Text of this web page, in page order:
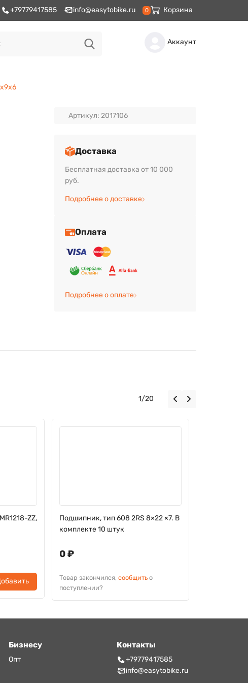
+79779417585 info@easytobike.ru 0 Корзина
Аккаунт
Артикул: 2017106
Доставка
Бесплатная доставка от 10 000
руб.
Подробнее о доставке
Оплата
Подробнее о оплате
1/20
ZZ,
Подшипник, тип 608 2RS 8×22 ×7. В
комплекте 10 штук
0 ₽
Товар закончился, сообщить о
поступлении?
Бизнесу
Опт
Контакты
+79779417585
info@easytobike.ru